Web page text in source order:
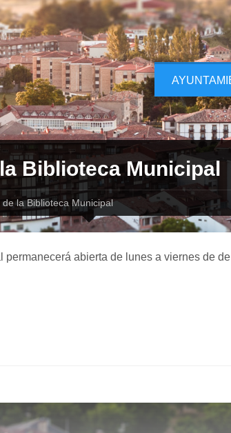
Biblioteca Municipal
de la Biblioteca Municipal
permanecerá abierta de lunes a viernes de